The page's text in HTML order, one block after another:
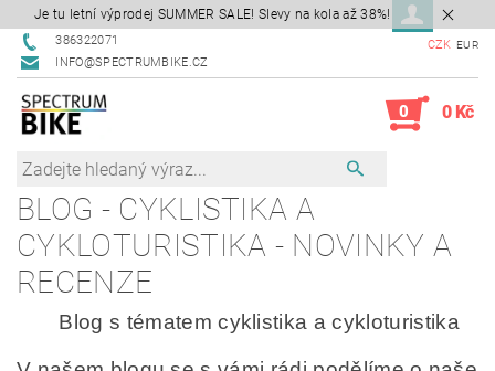
Je tu letní výprodej SUMMER SALE! Slevy na kola až 38%!
386322071
INFO@SPECTRUMBIKE.CZ
CZK EUR
0 0 Kč
BLOG - CYKLISTIKA A
CYKLOTURISTIKA - NOVINKY A
RECENZE
Blog s tématem cyklistika a cykloturistika